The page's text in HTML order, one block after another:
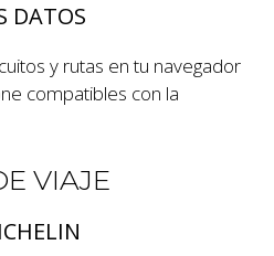
DATOS
y rutas en tu navegador
compatibles con la
VIAJE